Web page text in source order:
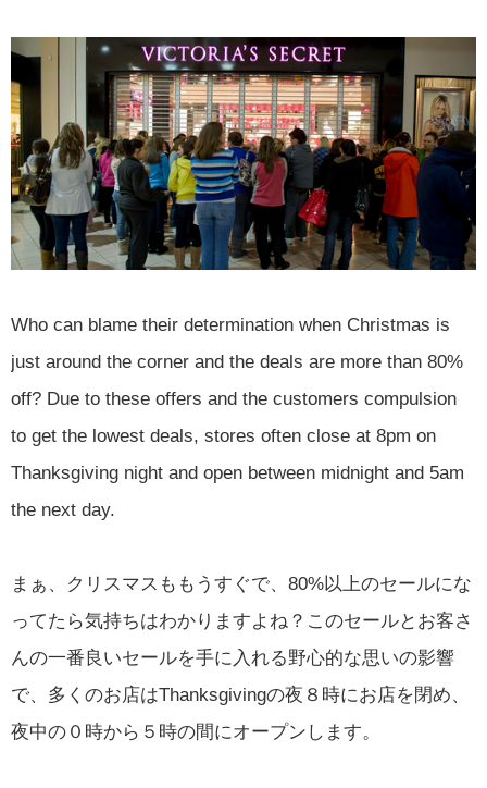
Who can blame their determination when Christmas is
just around the corner and the deals are more than 80%
off? Due to these offers and the customers compulsion
to get the lowest deals, stores often close at 8pm on
Thanksgiving night and open between midnight and 5am
the next day.
まぁ、クリスマスももうすぐで、80%以上のセールにな
ってたら気持ちはわかりますよね？このセールとお客さ
んの一番良いセールを手に入れる野心的な思いの影響
で、多くのお店はThanksgivingの夜８時にお店を閉め、
夜中の０時から５時の間にオープンします。